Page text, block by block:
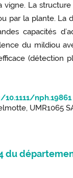
La
par la plante. La
capacités
du mildiou
(détection
nph.19861
UMR1065
du